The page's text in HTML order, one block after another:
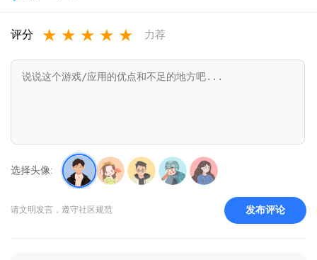
v10.14.0.1115
评分 ★ ★ ★ ★ ★ 力荐
选择头像:
请文明发言，遵守社区规范 发布评论